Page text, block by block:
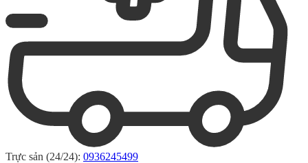
Trực sản (24/24): 0936245499